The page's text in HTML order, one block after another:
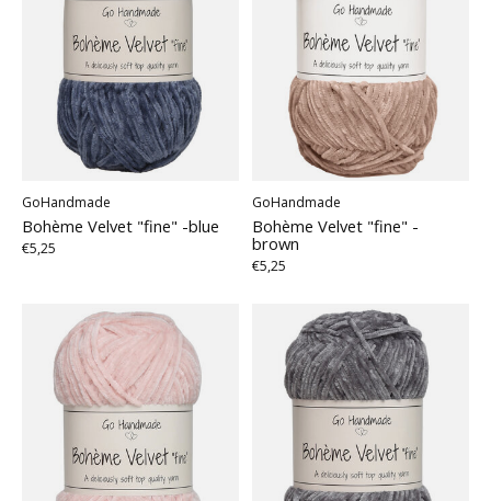
GoHandmade
Bohème Velvet "fine" -blue
€5,25
GoHandmade
Bohème Velvet "fine" -
brown
€5,25